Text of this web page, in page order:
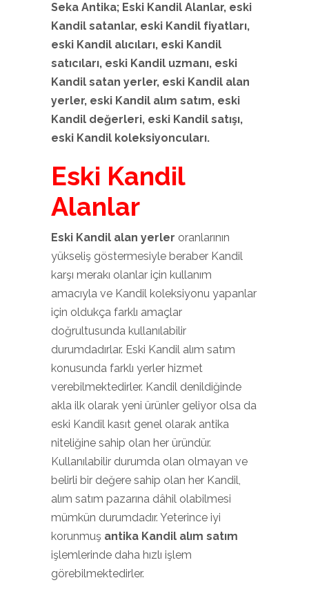
Seka Antika; Eski Kandil Alanlar, eski
Kandil satanlar, eski Kandil fiyatları,
eski Kandil alıcıları, eski Kandil
satıcıları, eski Kandil uzmanı, eski
Kandil satan yerler, eski Kandil alan
yerler, eski Kandil alım satım, eski
Kandil değerleri, eski Kandil satışı,
eski Kandil koleksiyoncuları.
Eski Kandil
Alanlar
Eski Kandil alan yerler oranlarının
yükseliş göstermesiyle beraber Kandil
karşı merakı olanlar için kullanım
amacıyla ve Kandil koleksiyonu yapanlar
için oldukça farklı amaçlar
doğrultusunda kullanılabilir
durumdadırlar. Eski Kandil alım satım
konusunda farklı yerler hizmet
verebilmektedirler. Kandil denildiğinde
akla ilk olarak yeni ürünler geliyor olsa da
eski Kandil kasıt genel olarak antika
niteliğine sahip olan her üründür.
Kullanılabilir durumda olan olmayan ve
belirli bir değere sahip olan her Kandil,
alım satım pazarına dâhil olabilmesi
mümkün durumdadır. Yeterince iyi
korunmuş antika Kandil alım satım
işlemlerinde daha hızlı işlem
görebilmektedirler.